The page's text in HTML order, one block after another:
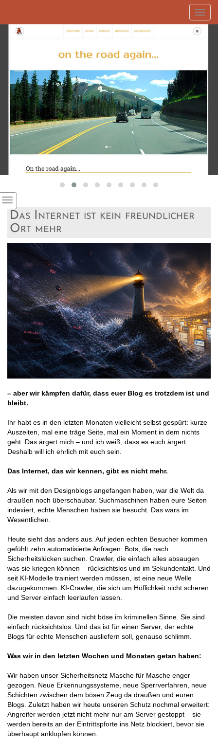
Das Internet ist kein freundlicher
Ort mehr
– aber wir kämpfen dafür, dass euer Blog es trotzdem ist und
bleibt.
Ihr habt es in den letzten Monaten vielleicht selbst gespürt: kurze
Auszeiten, mal eine träge Seite, mal ein Moment in dem nichts
geht. Das ärgert mich – und ich weiß, dass es euch ärgert.
Deshalb will ich ehrlich mit euch sein.
Das Internet, das wir kennen, gibt es nicht mehr.
Als wir mit den Designblogs angefangen haben, war die Welt da
draußen noch überschaubar. Suchmaschinen haben eure Seiten
indexiert, echte Menschen haben sie besucht. Das wars im
Wesentlichen.
Heute sieht das anders aus. Auf jeden echten Besucher kommen
gefühlt zehn automatisierte Anfragen: Bots, die nach
Sicherheitslücken suchen. Crawler, die einfach alles absaugen
was sie kriegen können – rücksichtslos und im Sekundentakt. Und
seit KI-Modelle trainiert werden müssen, ist eine neue Welle
dazugekommen: KI-Crawler, die sich um Höflichkeit nicht scheren
und Server einfach leerlaufen lassen.
Die meisten davon sind nicht böse im kriminellen Sinne. Sie sind
einfach rücksichtslos. Und das ist für einen Server, der echte
Blogs für echte Menschen ausliefern soll, genauso schlimm.
Was wir in den letzten Wochen und Monaten getan haben:
Wir haben unser Sicherheitsnetz Masche für Masche enger
gezogen. Neue Erkennungssysteme, neue Sperrverfahren, neue
Schichten zwischen dem bösen Zeug da draußen und euren
Blogs. Zuletzt haben wir heute unseren Schutz nochmal erweitert:
Angreifer werden jetzt nicht mehr nur am Server gestoppt – sie
werden bereits an der Eintrittspforte ins Netz blockiert, bevor sie
überhaupt anklopfen können.